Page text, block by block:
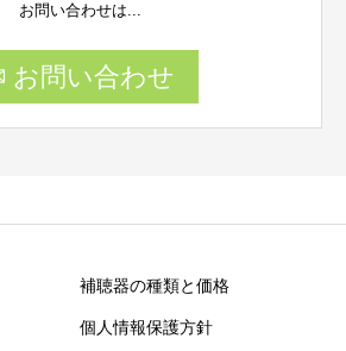
お問い合わせは...
お問い合わせ
補聴器の種類と価格
個人情報保護方針